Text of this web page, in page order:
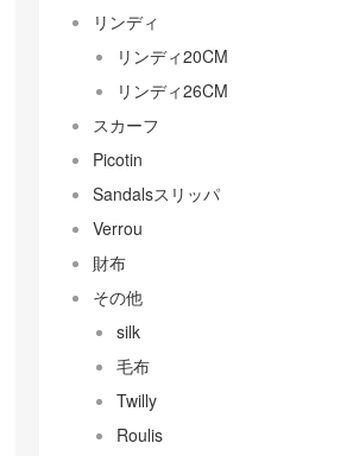
リンディ
リンディ20CM
リンディ26CM
スカーフ
Picotin
Sandalsスリッパ
Verrou
財布
その他
silk
毛布
Twilly
Roulis